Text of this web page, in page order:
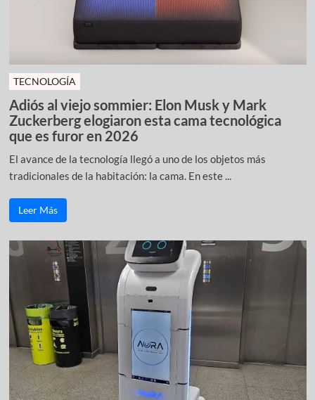
TECNOLOGÍA
Adiós al viejo sommier: Elon Musk y Mark
Zuckerberg elogiaron esta cama tecnológica
que es furor en 2026
El avance de la tecnología llegó a uno de los objetos más
tradicionales de la habitación: la cama. En este ...
Leer Más